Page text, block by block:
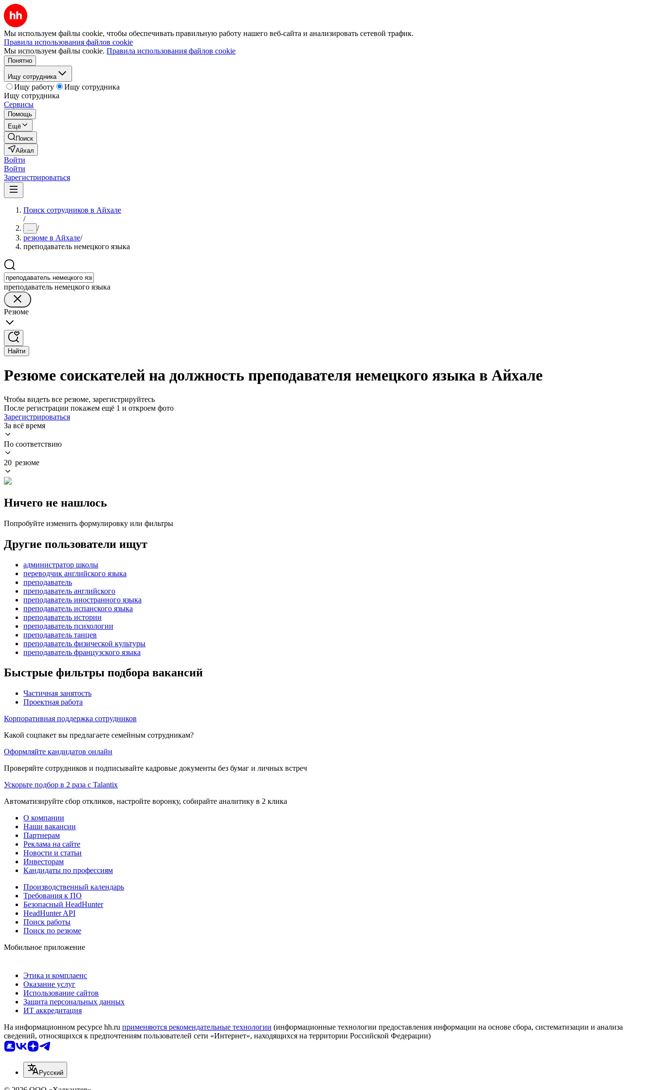
Мы используем файлы cookie, чтобы обеспечивать правильную работу нашего веб-сайта и анализировать сетевой трафик.
Правила использования файлов cookie
Мы используем файлы cookie. Правила использования файлов cookie
Понятно
Ищу сотрудника
Ищу работу
Ищу сотрудника
Ищу сотрудника
Сервисы
Помощь
Ещё
Поиск
Айхал
Войти
Войти
Зарегистрироваться
Поиск сотрудников в Айхале
/
... /
резюме в Айхале/
преподаватель немецкого языка
преподаватель немецкого языка
Резюме
Найти
Резюме соискателей на должность преподавателя немецкого языка в Айхале
Чтобы видеть все резюме, зарегистрируйтесь
После регистрации покажем ещё 1 и откроем фото
Зарегистрироваться
За всё время
По соответствию
20 резюме
Ничего не нашлось
Попробуйте изменить формулировку или фильтры
Другие пользователи ищут
администратор школы
переводчик английского языка
преподаватель
преподаватель английского
преподаватель иностранного языка
преподаватель испанского языка
преподаватель истории
преподаватель психологии
преподаватель танцев
преподаватель физической культуры
преподаватель французского языка
Быстрые фильтры подбора вакансий
Частичная занятость
Проектная работа
Корпоративная поддержка сотрудников
Какой соцпакет вы предлагаете семейным сотрудникам?
Оформляйте кандидатов онлайн
Проверяйте сотрудников и подписывайте кадровые документы без бумаг и личных встреч
Ускорьте подбор в 2 раза с Talantix
Автоматизируйте сбор откликов, настройте воронку, собирайте аналитику в 2 клика
О компании
Наши вакансии
Партнерам
Реклама на сайте
Новости и статьи
Инвесторам
Кандидаты по профессиям
Производственный календарь
Требования к ПО
Безопасный HeadHunter
HeadHunter API
Поиск работы
Поиск по резюме
Мобильное приложение
Этика и комплаенс
Оказание услуг
Использование сайтов
Защита персональных данных
ИТ аккредитация
На информационном ресурсе hh.ru применяются рекомендательные технологии (информационные технологии предоставления информации на основе сбора, систематизации и анализа
сведений, относящихся к предпочтениям пользователей сети «Интернет», находящихся на территории Российской Федерации)
Русский